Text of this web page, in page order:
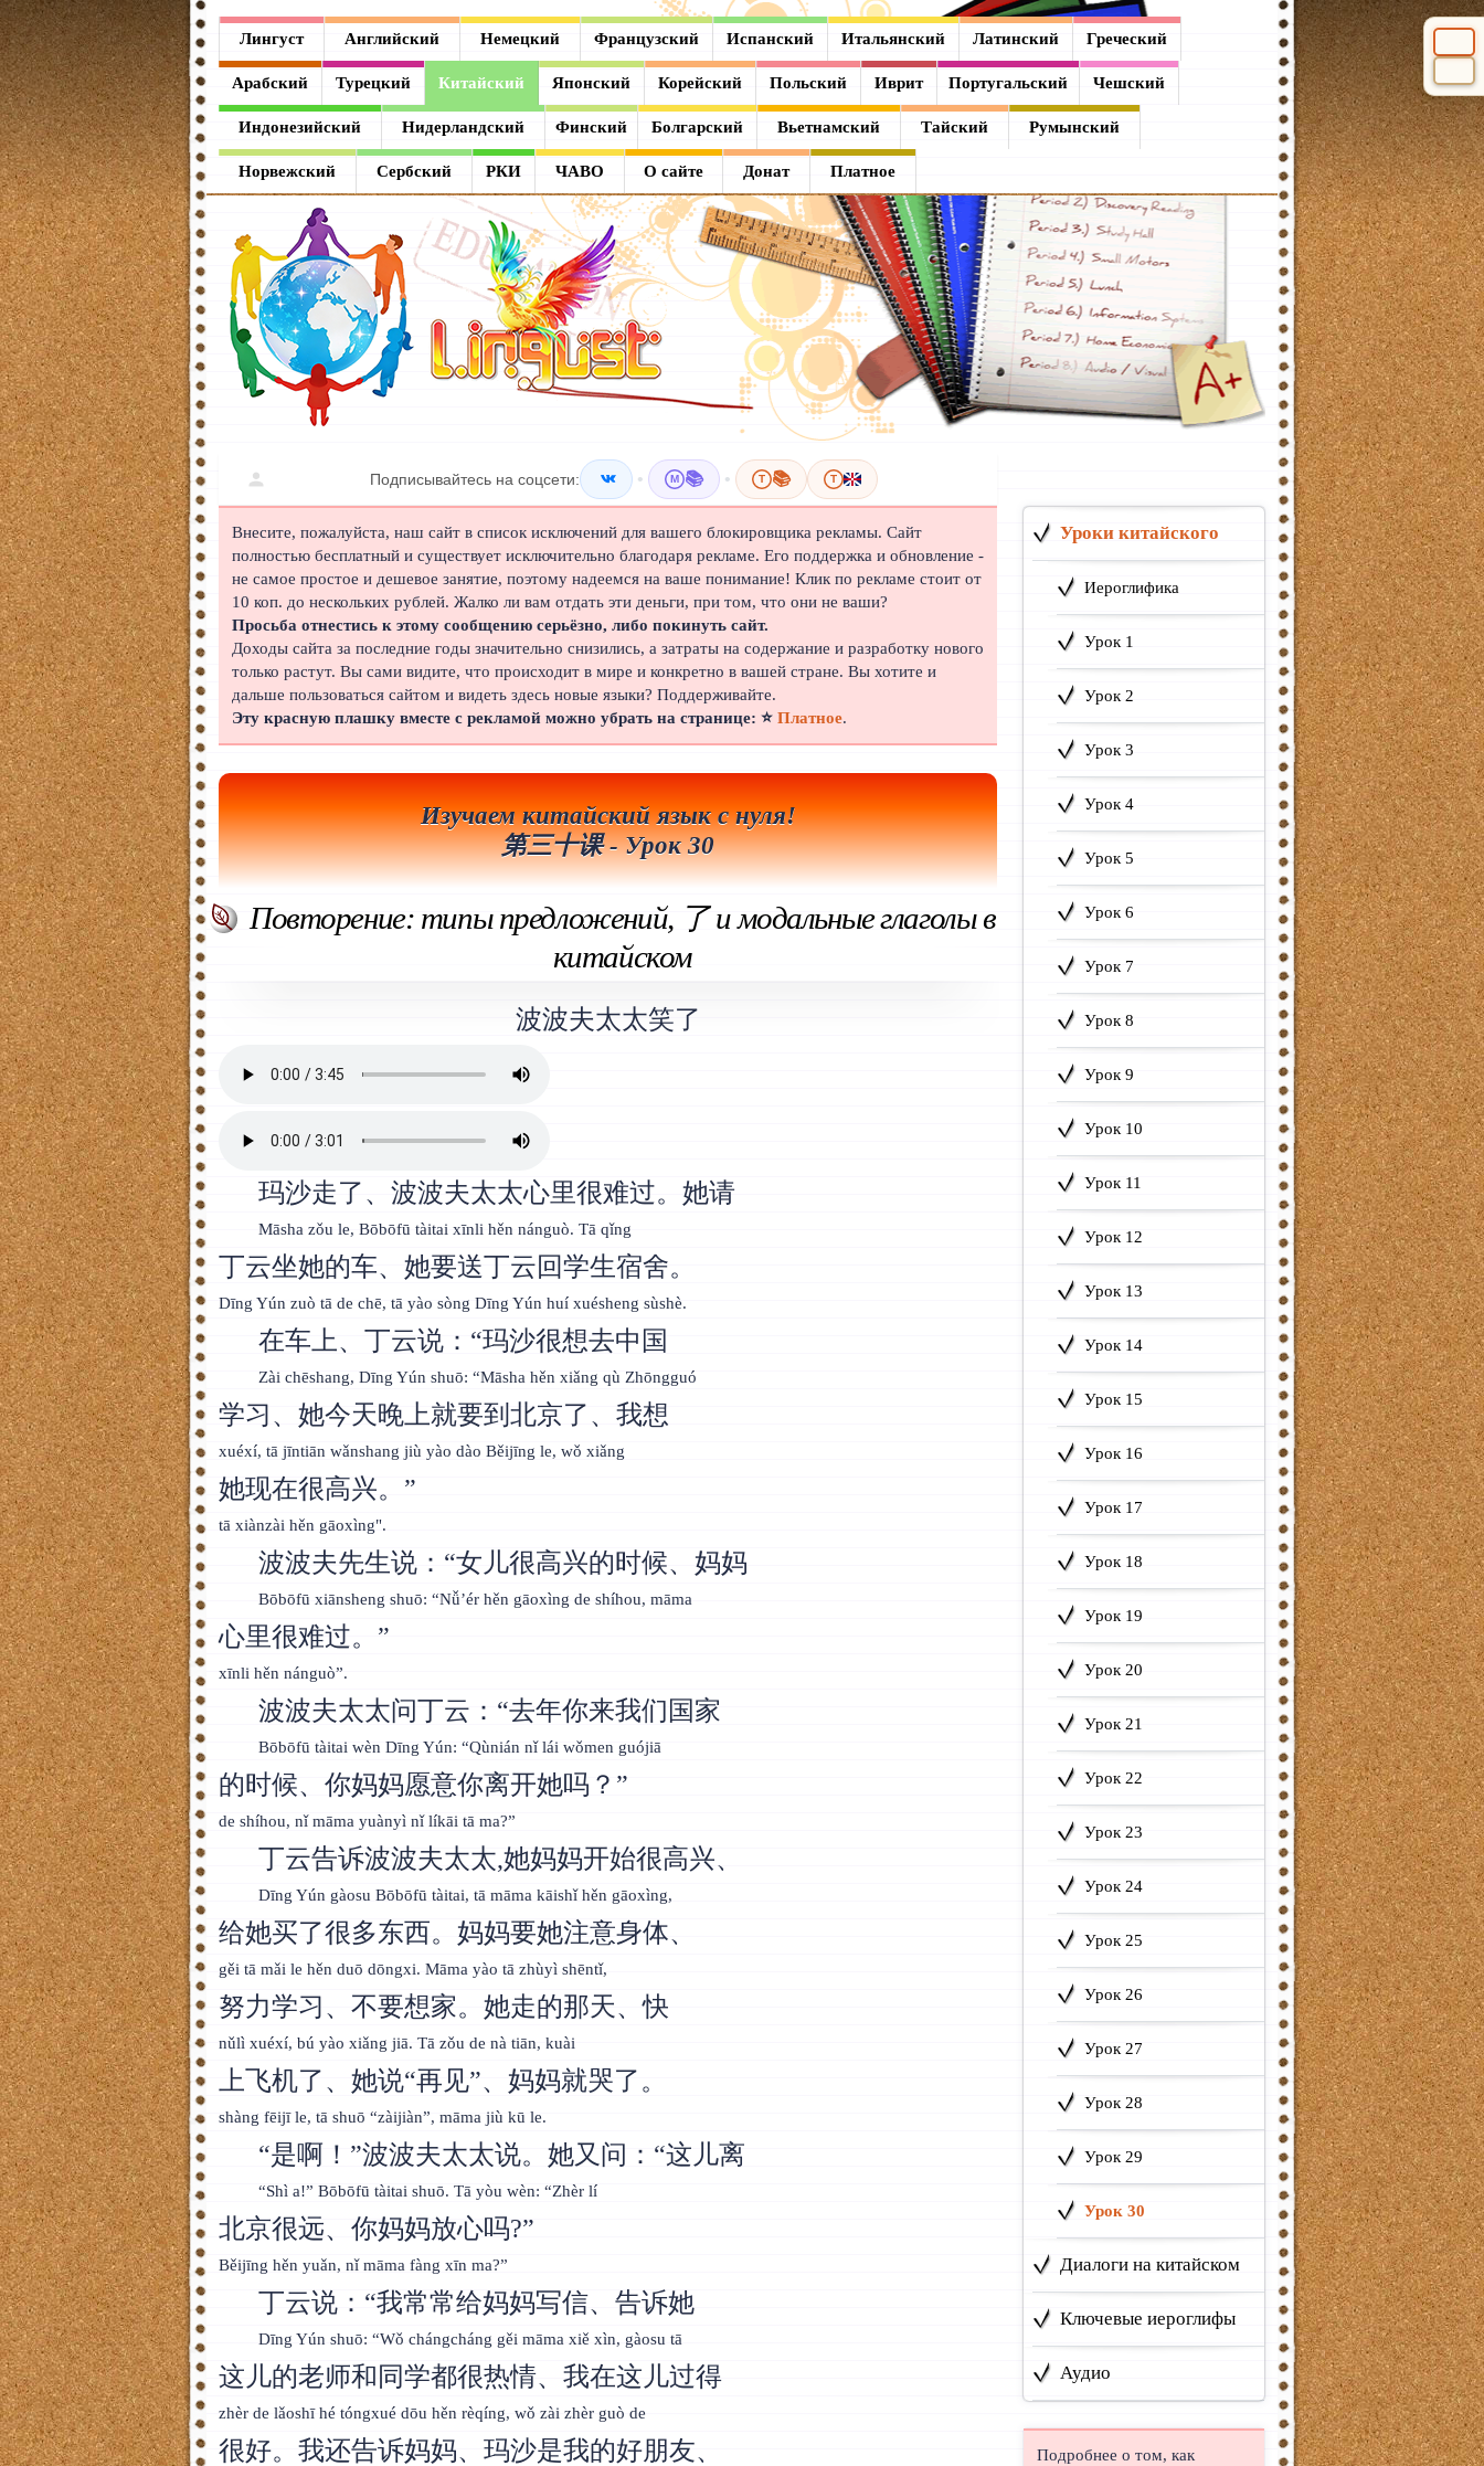
Лингуст Английский Немецкий Французский Испанский Итальянский Латинский Греческий
Арабский Турецкий Китайский Японский Корейский Польский Иврит Португальский Чешский
Индонезийский Нидерландский Финский Болгарский Вьетнамский Тайский Румынский
Норвежский Сербский РКИ ЧАВО О сайте Донат Платное
Подписывайтесь на соцсети: • M 📚 • T 📚 T
Внесите, пожалуйста, наш сайт в список исключений для вашего блокировщика рекламы. Сайт
полностью бесплатный и существует исключительно благодаря рекламе. Его поддержка и обновление -
не самое простое и дешевое занятие, поэтому надеемся на ваше понимание! Клик по рекламе стоит от
10 коп. до нескольких рублей. Жалко ли вам отдать эти деньги, при том, что они не ваши?
Просьба отнестись к этому сообщению серьёзно, либо покинуть сайт.
Доходы сайта за последние годы значительно снизились, а затраты на содержание и разработку нового
только растут. Вы сами видите, что происходит в мире и конкретно в вашей стране. Вы хотите и
дальше пользоваться сайтом и видеть здесь новые языки? Поддерживайте.
Эту красную плашку вместе с рекламой можно убрать на странице: ⭐Платное.
Изучаем китайский язык с нуля!
第三十课 - Урок 30
Повторение: типы предложений, 了 и модальные глаголы в
китайском
波波夫太太笑了
玛沙走了、波波夫太太心里很难过。她请
Māsha zǒu le, Bōbōfū tàitai xīnli hěn nánguò. Tā qǐng
丁云坐她的车、她要送丁云回学生宿舍。
Dīng Yún zuò tā de chē, tā yào sòng Dīng Yún huí xuésheng sùshè.
在车上、丁云说：“玛沙很想去中国
Zài chēshang, Dīng Yún shuō: “Māsha hěn xiǎng qù Zhōngguó
学习、她今天晚上就要到北京了、我想
xuéxí, tā jīntiān wǎnshang jiù yào dào Běijīng le, wǒ xiǎng
她现在很高兴。”
tā xiànzài hěn gāoxìng".
波波夫先生说：“女儿很高兴的时候、妈妈
Bōbōfū xiānsheng shuō: “Nǚ’ér hěn gāoxìng de shíhou, māma
心里很难过。”
xīnli hěn nánguò”.
波波夫太太问丁云：“去年你来我们国家
Bōbōfū tàitai wèn Dīng Yún: “Qùnián nǐ lái wǒmen guójiā
的时候、你妈妈愿意你离开她吗？”
de shíhou, nǐ māma yuànyì nǐ líkāi tā ma?”
丁云告诉波波夫太太,她妈妈开始很高兴、
Dīng Yún gàosu Bōbōfū tàitai, tā māma kāishǐ hěn gāoxìng,
给她买了很多东西。妈妈要她注意身体、
gěi tā mǎi le hěn duō dōngxi. Māma yào tā zhùyì shēntǐ,
努力学习、不要想家。她走的那天、快
nǔlì xuéxí, bú yào xiǎng jiā. Tā zǒu de nà tiān, kuài
上飞机了、她说“再见”、妈妈就哭了。
shàng fēijī le, tā shuō “zàijiàn”, māma jiù kū le.
“是啊！”波波夫太太说。她又问：“这儿离
“Shì a!” Bōbōfū tàitai shuō. Tā yòu wèn: “Zhèr lí
北京很远、你妈妈放心吗?”
Běijīng hěn yuǎn, nǐ māma fàng xīn ma?”
丁云说：“我常常给妈妈写信、告诉她
Dīng Yún shuō: “Wǒ chángcháng gěi māma xiě xìn, gàosu tā
这儿的老师和同学都很热情、我在这儿过得
zhèr de lǎoshī hé tóngxué dōu hěn rèqíng, wǒ zài zhèr guò de
很好。我还告诉妈妈、玛沙是我的好朋友、
Уроки китайского
Иероглифика
Урок 1
Урок 2
Урок 3
Урок 4
Урок 5
Урок 6
Урок 7
Урок 8
Урок 9
Урок 10
Урок 11
Урок 12
Урок 13
Урок 14
Урок 15
Урок 16
Урок 17
Урок 18
Урок 19
Урок 20
Урок 21
Урок 22
Урок 23
Урок 24
Урок 25
Урок 26
Урок 27
Урок 28
Урок 29
Урок 30
Диалоги на китайском
Ключевые иероглифы
Аудио
Подробнее о том, как
Лингуст
Английский
Немецкий
Французский
Испанский
Итальянский
Латинский
Греческий
Арабский
Турецкий
Китайский
Японский
Корейский
Польский
Иврит
Португальский
Чешский
Индонезийский
Нидерландский
Финский
Болгарский
Вьетнамский
Тайский
Румынский
Норвежский
Сербский
РКИ
ЧАВО
О сайте
Донат
Платное